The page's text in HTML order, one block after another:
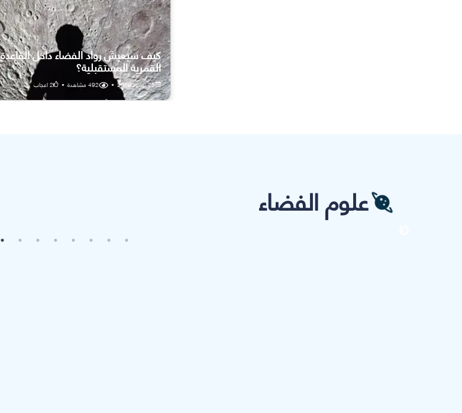
كيف سيعيش رواد الفضاء داخل القاعدة
القمرية المستقبلية؟
25 يوليو، 2026 •
492مشاهدة •
2اعجاب
علوم الفضاء